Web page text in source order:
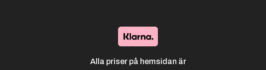
Alla priser på hemsidan är